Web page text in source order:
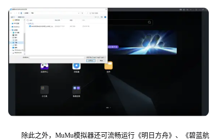
除此之外，MuMu模拟器还可流畅运行《明日方舟》、《碧蓝航